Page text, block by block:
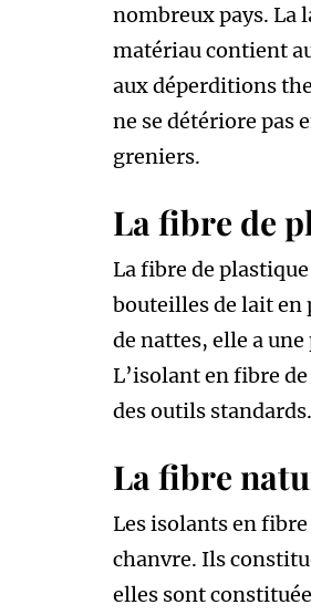
nombreux pays. La
matériau contient
aux déperditions
ne se détériore pas
greniers.
La fibre de
La fibre de
bouteilles de lait en
de nattes, elle a
L’isolant en fibre
des outils
La fibre
Les isolants en
chanvre. Ils
elles sont